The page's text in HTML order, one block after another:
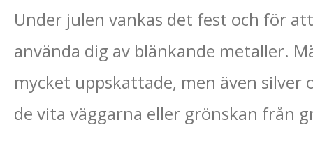
Under julen vankas det fest och för
använda dig av blänkande metaller.
mycket uppskattade, men även silver
de vita väggarna eller grönskan från